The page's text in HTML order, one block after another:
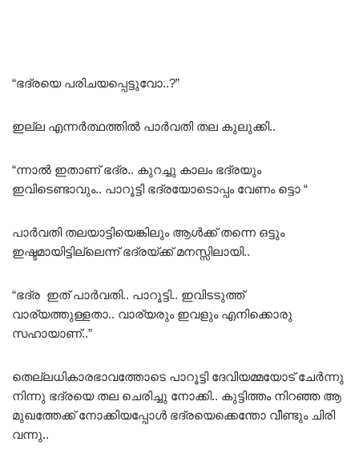
“ഭദ്രയെ പരിചയപ്പെട്ടുവോ..?”
ഇല്ല എന്നർത്ഥത്തിൽ പാർവതി തല കുലുക്കി..
“ന്നാൽ ഇതാണ് ഭദ്ര.. കുറച്ചു കാലം ഭദ്രയും
ഇവിടെണ്ടാവും.. പാറൂട്ടി ഭദ്രയോടൊപ്പം വേണം ട്ടൊ “
പാർവതി തലയാട്ടിയെങ്കിലും ആൾക്ക് തന്നെ ഒട്ടും
ഇഷ്ടമായിട്ടില്ലെന്ന് ഭദ്രയ്ക്ക് മനസ്സിലായി..
“ഭദ്ര ഇത് പാർവതി.. പാറൂട്ടി.. ഇവിടടുത്ത്
വാര്യത്തുള്ളതാ.. വാര്യരും ഇവളും എനിക്കൊരു
സഹായാണ്..”
തെല്ലധികാരഭാവത്തോടെ പാറൂട്ടി ദേവിയമ്മയോട് ചേർന്നു
നിന്നു ഭദ്രയെ തല ചെരിച്ചു നോക്കി.. കുട്ടിത്തം നിറഞ്ഞ ആ
മുഖത്തേക്ക് നോക്കിയപ്പോൾ ഭദ്രയെക്കെന്തോ വീണ്ടും ചിരി
വന്നു..